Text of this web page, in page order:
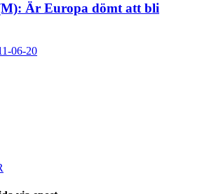
Är Europa dömt att bli
06-20